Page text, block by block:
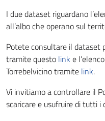
I due dataset riguardano
all’albo che operano sul
Potete consultare il dataset
tramite questo link e
Torrebelvicino tramite link.
Vi invitiamo a controllare il
scaricare e usufruire di tutti i